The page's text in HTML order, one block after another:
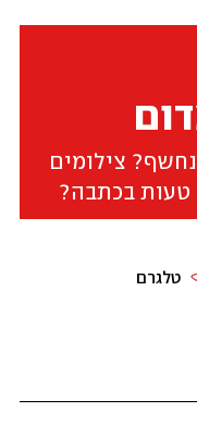
צילומים
טעות בכתבה?
טלגרם